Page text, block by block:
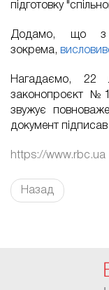
підготовку
Додамо, що з
зокрема,
Нагадаємо, 22
законопроєкт
звужує
документ
https://www.rbc.ua
Назад